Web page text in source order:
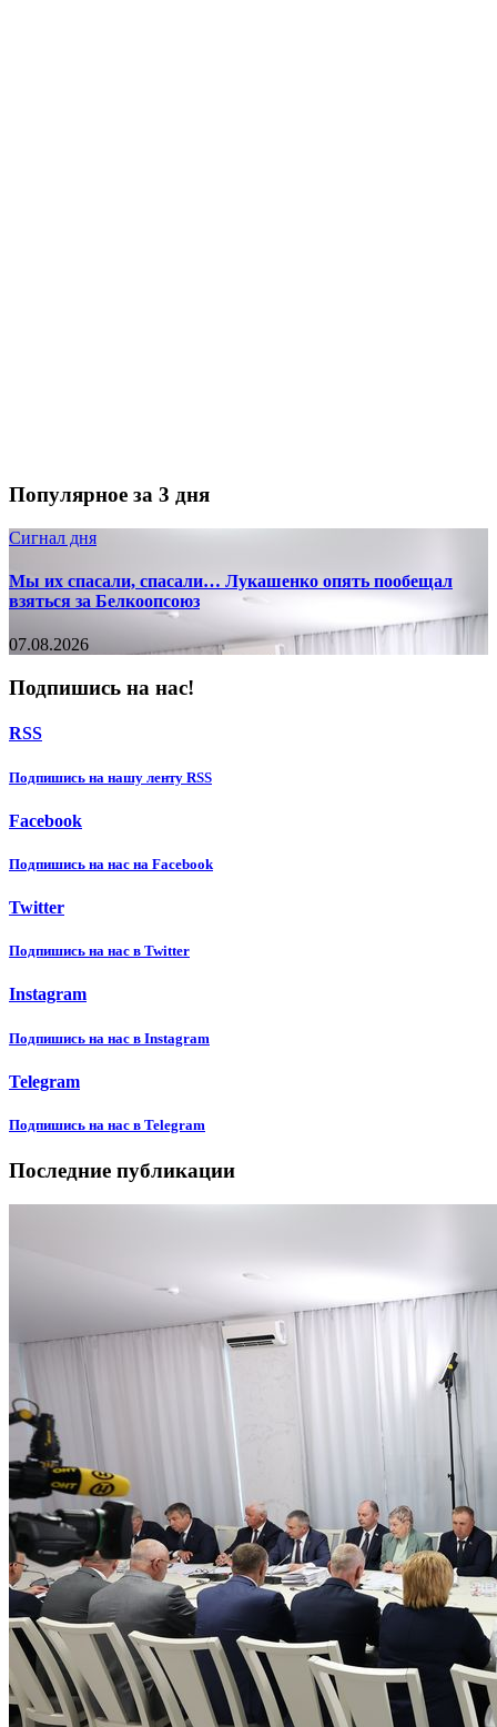
Популярное за 3 дня
Сигнал дня
Мы их спасали, спасали… Лукашенко опять пообещал
взяться за Белкоопсоюз
07.08.2026
Подпишись на нас!
RSS
Подпишиcь на нашу ленту RSS
Facebook
Подпишиcь на нас на Facebook
Twitter
Подпишиcь на нас в Twitter
Instagram
Подпишиcь на нас в Instagram
Telegram
Подпишиcь на нас в Telegram
Последние публикации